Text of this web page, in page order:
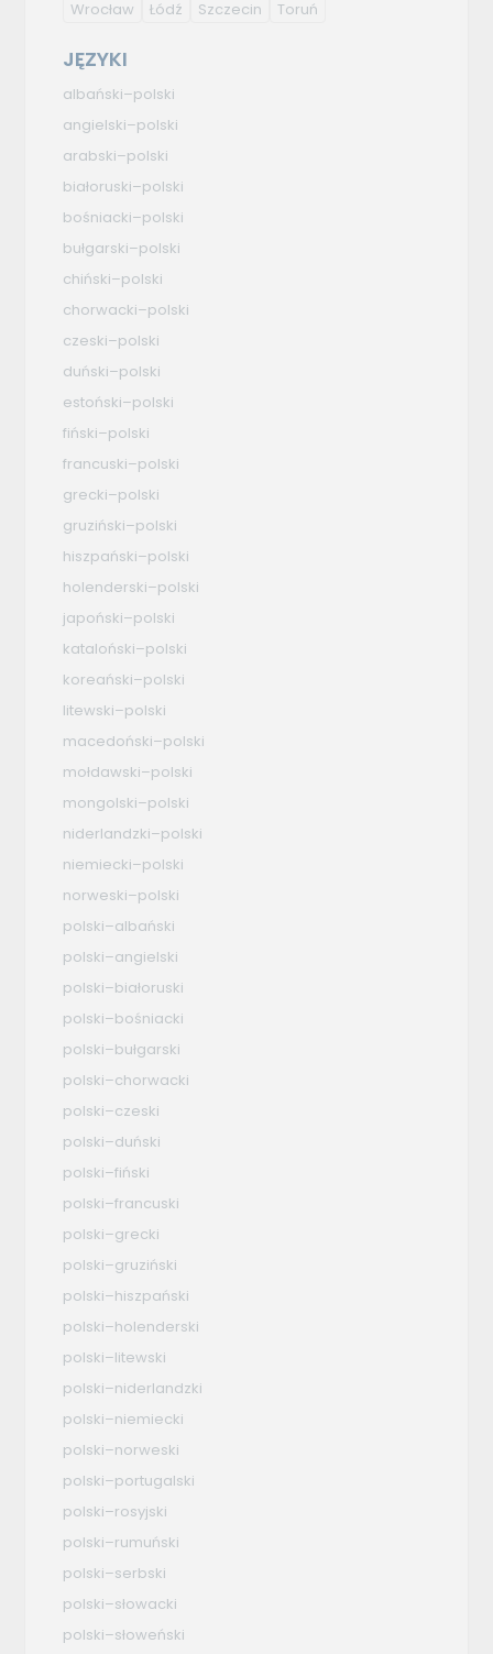
Wrocław Łódź Szczecin Toruń
JĘZYKI
albański–polski
angielski–polski
arabski–polski
białoruski–polski
bośniacki–polski
bułgarski–polski
chiński–polski
chorwacki–polski
czeski–polski
duński–polski
estoński–polski
fiński–polski
francuski–polski
grecki–polski
gruziński–polski
hiszpański–polski
holenderski–polski
japoński–polski
kataloński–polski
koreański–polski
litewski–polski
macedoński–polski
mołdawski–polski
mongolski–polski
niderlandzki–polski
niemiecki–polski
norweski–polski
polski–albański
polski–angielski
polski–białoruski
polski–bośniacki
polski–bułgarski
polski–chorwacki
polski–czeski
polski–duński
polski–fiński
polski–francuski
polski–grecki
polski–gruziński
polski–hiszpański
polski–holenderski
polski–litewski
polski–niderlandzki
polski–niemiecki
polski–norweski
polski–portugalski
polski–rosyjski
polski–rumuński
polski–serbski
polski–słowacki
polski–słoweński